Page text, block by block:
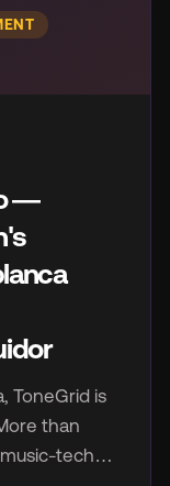
—
ToneGrid is
than
tech